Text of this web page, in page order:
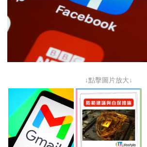
↓點擊圖片放大↓